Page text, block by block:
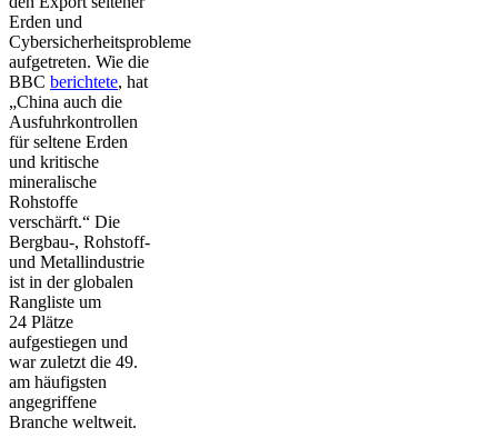
Erden und
Cybersicherheitsprobleme
aufgetreten. Wie die
BBC berichtete, hat
„China auch die
Ausfuhrkontrollen
für seltene Erden
und kritische
mineralische
Rohstoffe
verschärft.“ Die
Bergbau-, Rohstoff-
und Metallindustrie
ist in der globalen
Rangliste um
24 Plätze
aufgestiegen und
war zuletzt die 49.
am häufigsten
angegriffene
Branche weltweit.